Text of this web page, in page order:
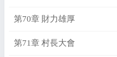
第70章 財力雄厚
第71章 村長大會